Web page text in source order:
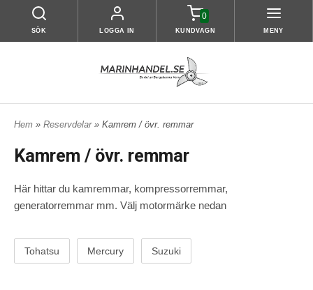
SÖK LOGGA IN
0
KUNDVAGN MENY
Hem » Reservdelar » Kamrem / övr. remmar
Kamrem / övr. remmar
Här hittar du kamremmar, kompressorremmar,
generatorremmar mm. Välj motormärke nedan
Tohatsu Mercury Suzuki